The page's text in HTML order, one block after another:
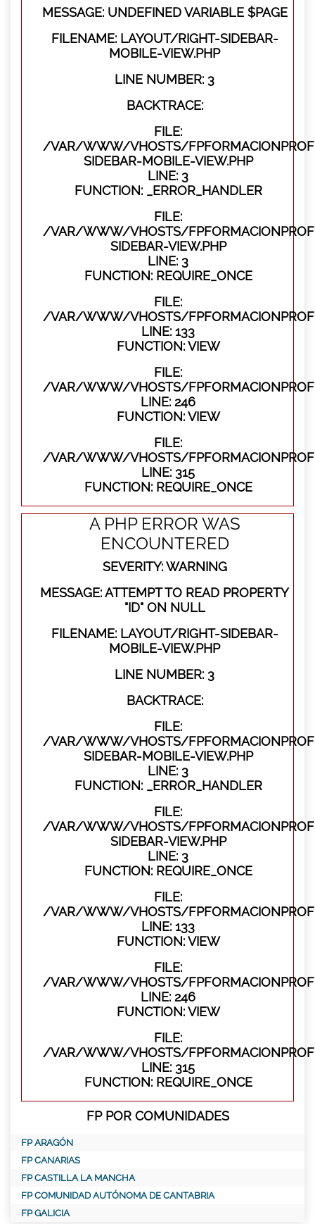
MESSAGE: UNDEFINED VARIABLE $PAGE
FILENAME: LAYOUT/RIGHT-SIDEBAR-
MOBILE-VIEW.PHP
LINE NUMBER: 3
BACKTRACE:
FILE:
/VAR/WWW/VHOSTS/
SIDEBAR-MOBILE-VIEW.PHP
LINE: 3
FUNCTION: _ERROR_HANDLER
FILE:
/VAR/WWW/VHOSTS/
SIDEBAR-VIEW.PHP
LINE: 3
FUNCTION: REQUIRE_ONCE
FILE:
/VAR/WWW/VHOSTS/
LINE: 133
FUNCTION: VIEW
FILE:
/VAR/WWW/VHOSTS/
LINE: 246
FUNCTION: VIEW
FILE:
/VAR/WWW/VHOSTS/
LINE: 315
FUNCTION: REQUIRE_ONCE
A PHP ERROR WAS
ENCOUNTERED
SEVERITY: WARNING
MESSAGE: ATTEMPT TO READ PROPERTY
"ID" ON NULL
FILENAME: LAYOUT/RIGHT-SIDEBAR-
MOBILE-VIEW.PHP
LINE NUMBER: 3
BACKTRACE:
FILE:
/VAR/WWW/VHOSTS/
SIDEBAR-MOBILE-VIEW.PHP
LINE: 3
FUNCTION: _ERROR_HANDLER
FILE:
/VAR/WWW/VHOSTS/
SIDEBAR-VIEW.PHP
LINE: 3
FUNCTION: REQUIRE_ONCE
FILE:
/VAR/WWW/VHOSTS/
LINE: 133
FUNCTION: VIEW
FILE:
/VAR/WWW/VHOSTS/
LINE: 246
FUNCTION: VIEW
FILE:
/VAR/WWW/VHOSTS/
LINE: 315
FUNCTION: REQUIRE_ONCE
FP POR COMUNIDADES
FP ARAGÓN
FP CANARIAS
FP CASTILLA LA MANCHA
FP COMUNIDAD AUTÓNOMA DE CANTABRIA
FP GALICIA